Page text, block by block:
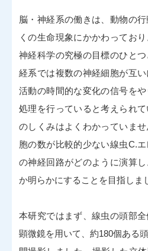
脳・神経系の働きは、動物の
くの生命現象にかかわってお
神経科学の究極の目標のひと
経系では複数の神経細胞が互
活動の時間的な変化の信号を
処理を行っていると考えられ
のしくみはよくわかっていま
胞の数が比較的少ない線虫C.
の神経回路がどのように演算
か明らかにすることを目指しま
本研究ではまず、線虫の頭部
顕微鏡を用いて、約180個ある